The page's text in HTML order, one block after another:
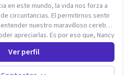
en este mundo, la vida nos forza a
circuntancias. El permitirnos sentir
apreciarlas. Es por eso que, Nancy
brindarte una mano amiga atravez de
para crecer y fortalecer tu
Ver perfil